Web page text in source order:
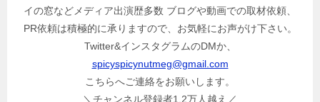
イの窓などメディア出演歴多数 ブログや動画での取材依頼、
PR依頼は積極的に承りますので、お気軽にお声がけ下さい。
Twitter&インスタグラムのDMか、
spicyspicynutmeg@gmail.com
こちらへご連絡をお願いします。
＼チャンネル登録者1.2万人越え／